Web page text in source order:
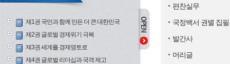
제1권 국민과 함께 만든 더 큰 대한민국
제2권 글로벌 경제위기 극복
제3권 세계를 경제영토로
제4권 글로벌 리더십과 국격 제고
편찬실무
국정백서 권별 집
발간사
머리글